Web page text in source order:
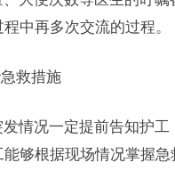
中再多次交流的过程。
救措施
况一定提前告知护工
够根据现场情况掌握急